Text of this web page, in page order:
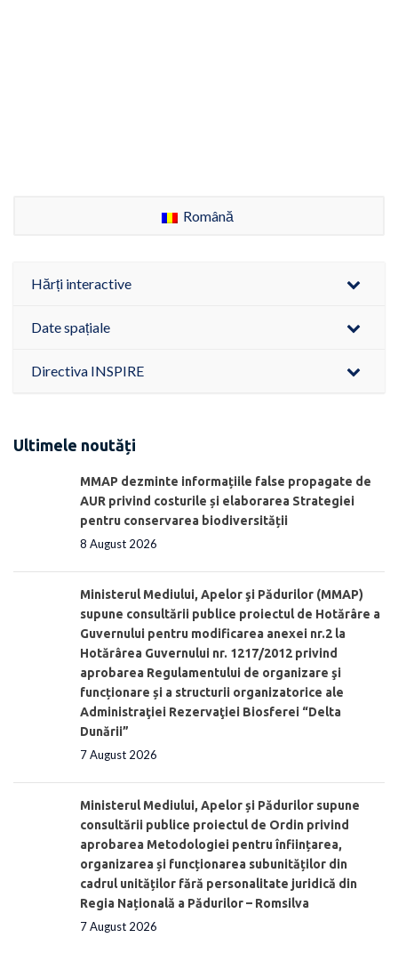
Română
Hărți interactive
Date spațiale
Directiva INSPIRE
Ultimele noutăți
MMAP dezminte informațiile false propagate de
AUR privind costurile și elaborarea Strategiei
pentru conservarea biodiversității
8 August 2026
Ministerul Mediului, Apelor şi Pădurilor (MMAP)
supune consultării publice proiectul de Hotărâre a
Guvernului pentru modificarea anexei nr.2 la
Hotărârea Guvernului nr. 1217/2012 privind
aprobarea Regulamentului de organizare şi
funcționare și a structurii organizatorice ale
Administraţiei Rezervaţiei Biosferei “Delta
Dunării”
7 August 2026
Ministerul Mediului, Apelor și Pădurilor supune
consultării publice proiectul de Ordin privind
aprobarea Metodologiei pentru înființarea,
organizarea și funcționarea subunităților din
cadrul unităților fără personalitate juridică din
Regia Națională a Pădurilor – Romsilva
7 August 2026